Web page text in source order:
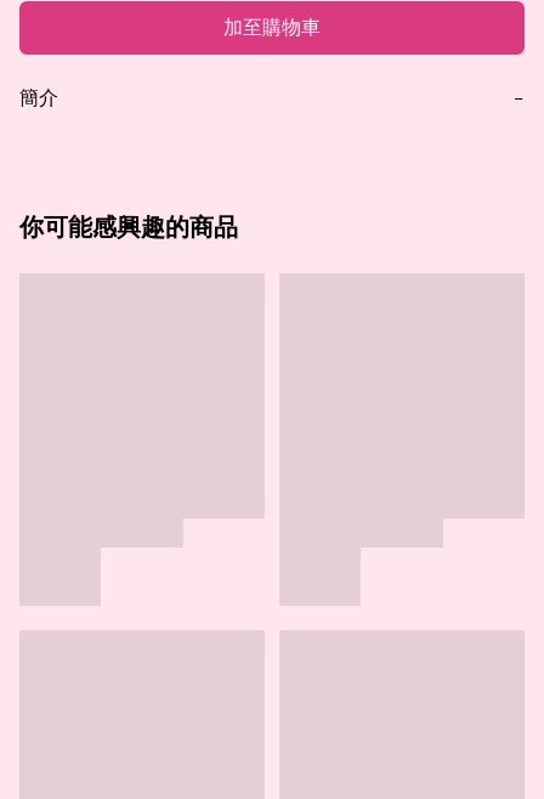
加至購物車
簡介 −
你可能感興趣的商品